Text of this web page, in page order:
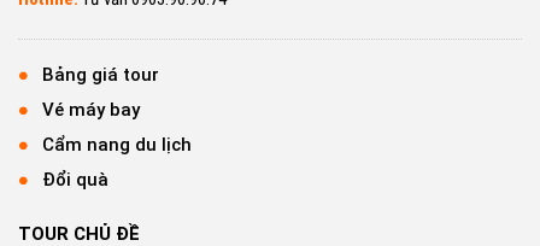
Bảng giá tour
Vé máy bay
Cẩm nang du lịch
Đổi quà
TOUR CHỦ ĐỀ